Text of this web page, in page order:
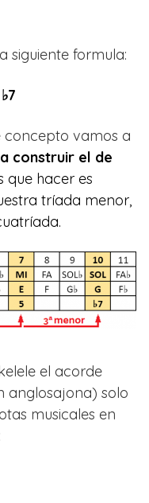
siguiente formula:
vamos a
construir el de
que hacer es
tríada menor,
el acorde
anglosajona) solo
musicales en